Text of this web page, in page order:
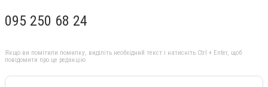
095 250 68 24
Якщо ви помітили помилку, виділіть необхідний текст і натисніть Ctrl + Enter, щоб
повідомити про це редакцію